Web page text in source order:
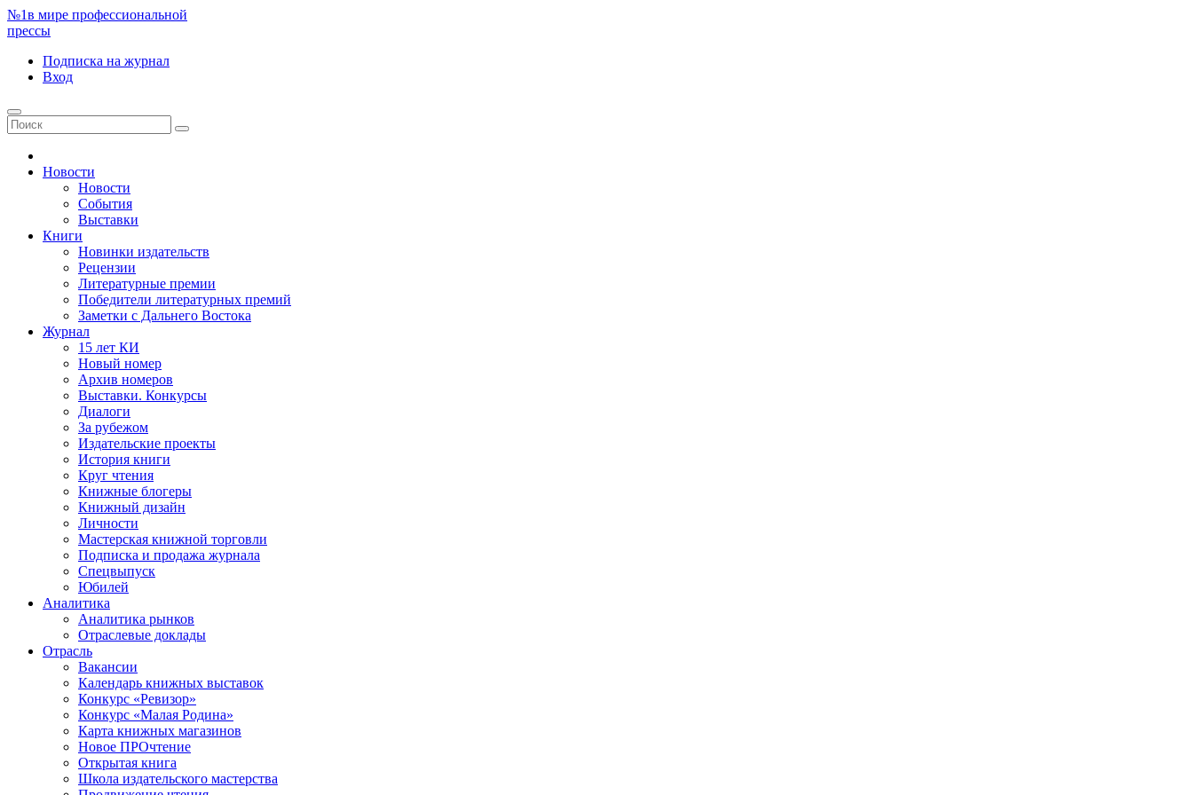
№1в мире профессиональной
прессы
Подписка на журнал
Вход
Новости
Новости
События
Выставки
Книги
Новинки издательств
Рецензии
Литературные премии
Победители литературных премий
Заметки с Дальнего Востока
Журнал
15 лет КИ
Новый номер
Архив номеров
Выставки. Конкурсы
Диалоги
За рубежом
Издательские проекты
История книги
Круг чтения
Книжные блогеры
Книжный дизайн
Личности
Мастерская книжной торговли
Подписка и продажа журнала
Спецвыпуск
Юбилей
Аналитика
Аналитика рынков
Отраслевые доклады
Отрасль
Вакансии
Календарь книжных выставок
Конкурс «Ревизор»
Конкурс «Малая Родина»
Карта книжных магазинов
Новое ПРОчтение
Открытая книга
Школа издательского мастерства